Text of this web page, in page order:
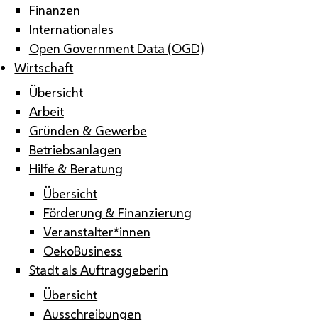
Finanzen
Internationales
Open Government Data (OGD)
Wirtschaft
Übersicht
Arbeit
Gründen & Gewerbe
Betriebsanlagen
Hilfe & Beratung
Übersicht
Förderung & Finanzierung
Veranstalter*innen
OekoBusiness
Stadt als Auftraggeberin
Übersicht
Ausschreibungen